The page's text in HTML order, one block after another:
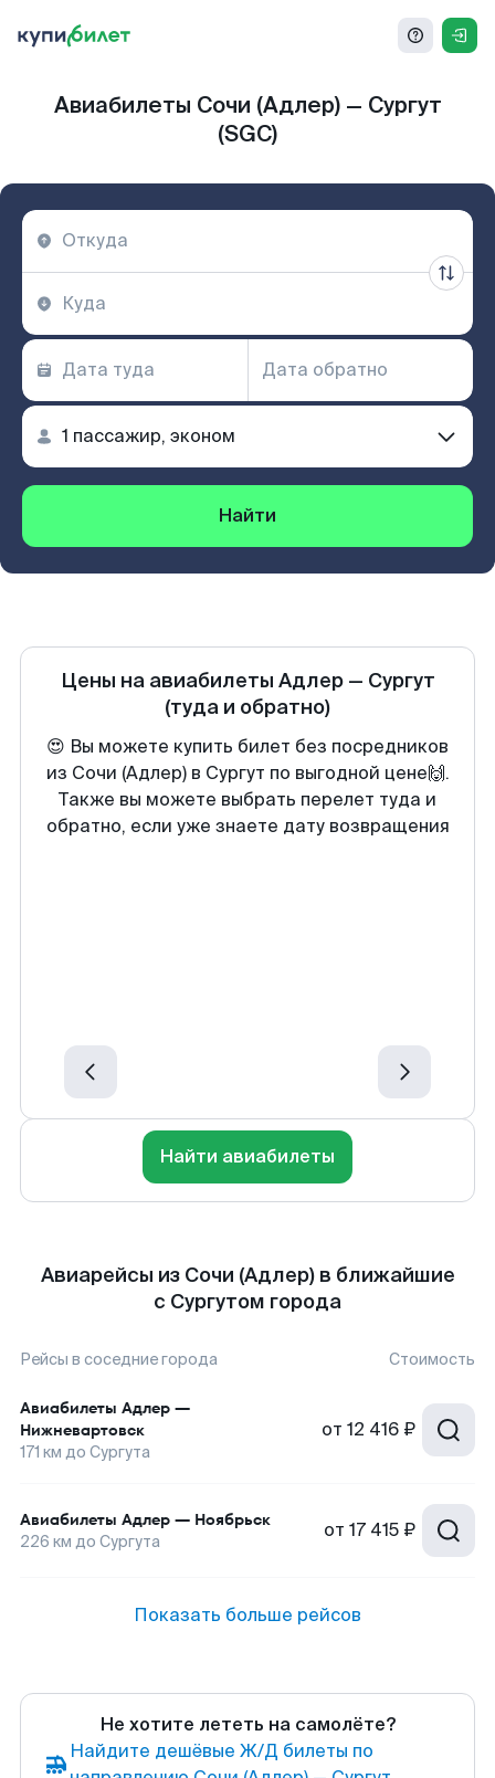
Авиабилеты Сочи (Адлер) — Сургут
(SGC)
Найти
Цены на авиабилеты Адлер— Сургут
(туда и обратно)
😍 Вы можете купить билет без посредников
из Сочи (Адлер) в Сургут по выгодной цене🙌.
Также вы можете выбрать перелет туда и
обратно, если уже знаете дату возвращения
Найти авиабилеты
Авиарейсы из Сочи (Адлер) в ближайшие
с Сургутом города
Рейсы в соседние города Стоимость
Авиабилеты Адлер —
Нижневартовск
171 км до Сургута
от 12 416 ₽
Авиабилеты Адлер — Ноябрьск
226 км до Сургута от 17 415 ₽
Показать больше рейсов
Не хотите лететь на самолёте?
Найдите дешёвые Ж/Д билеты по